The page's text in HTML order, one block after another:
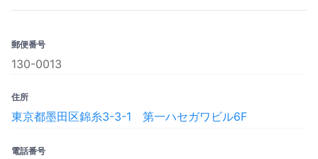
郵便番号
130-0013
住所
東京都墨田区錦糸3-3-1 第一ハセガワビル6F
電話番号